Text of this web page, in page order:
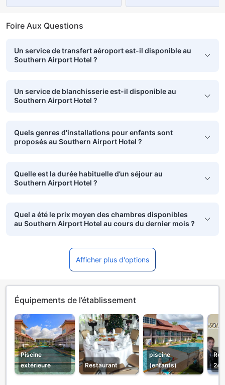
Foire Aux Questions
Un service de transfert aéroport est-il disponible au
Southern Airport Hotel ?
Un service de blanchisserie est-il disponible au
Southern Airport Hotel ?
Quels genres d'installations pour enfants sont
proposés au Southern Airport Hotel ?
Quelle est la durée habituelle d’un séjour au
Southern Airport Hotel ?
Quel a été le prix moyen des chambres disponibles
au Southern Airport Hotel au cours du dernier mois ?
Afficher plus d'options
Équipements de l’établissement
Piscine
extérieure
Restaurant
piscine
(enfants)